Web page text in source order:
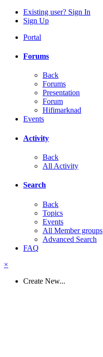
Existing user? Sign In
Sign Up
Portal
Forums
Back
Forums
Presentation
Forum
Hifimarknad
Events
Activity
Back
All Activity
Search
Back
Topics
Events
All Member groups
Advanced Search
FAQ
×
Create New...